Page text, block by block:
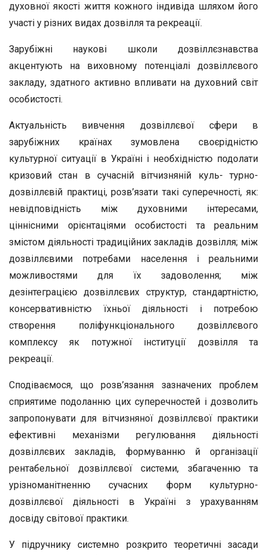
духовної якості життя кожного індивіда шляхом його
участі у різних видах дозвілля та рекреації.
Зарубіжні наукові школи дозвіллєзнавства
акцентують на виховному потенціалі дозвіллєвого
закладу, здатного активно впливати на духовний світ
особистості.
Актуальність вивчення дозвіллєвої сфери в
зарубіжних країнах зумовлена своєрідністю
культурної ситуації в Україні і необхідністю подолати
кризовий стан в сучасній вітчизняній куль- турно-
дозвіллєвій практиці, розв’язати такі суперечності, як:
невідповідність між духовними інтересами,
ціннісними орієнтаціями особистості та реальним
змістом діяльності традиційних закладів дозвілля; між
дозвіллєвими потребами населення і реальними
можливостями для їх задоволення; між
дезінтеграцією дозвіллєвих структур, стандартністю,
консервативністю їхньої діяльності і потребою
створення поліфункціонального дозвіллєвого
комплексу як потужної інституції дозвілля та
рекреації.
Сподіваємося, що розв’язання зазначених проблем
сприятиме подоланню цих суперечностей і дозволить
запропонувати для вітчизняної дозвіллєвої практики
ефективні механізми регулювання діяльності
дозвіллєвих закладів, формуванню й організації
рентабельної дозвіллєвої системи, збагаченню та
урізноманітненню сучасних форм культурно-
дозвіллєвої діяльності в Україні з урахуванням
досвіду світової практики.
У підручнику системно розкрито теоретичні засади